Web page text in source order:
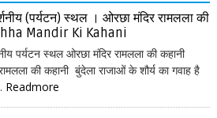
(पर्यटन) स्थल । ओरछा मंदिर रामलला की
Mandir Ki Kahani
पर्यटन स्थल ओरछा मंदिर रामलला की कहानी
की कहानी बुंदेला राजाओं के शौर्य का गवाह है
Readmore